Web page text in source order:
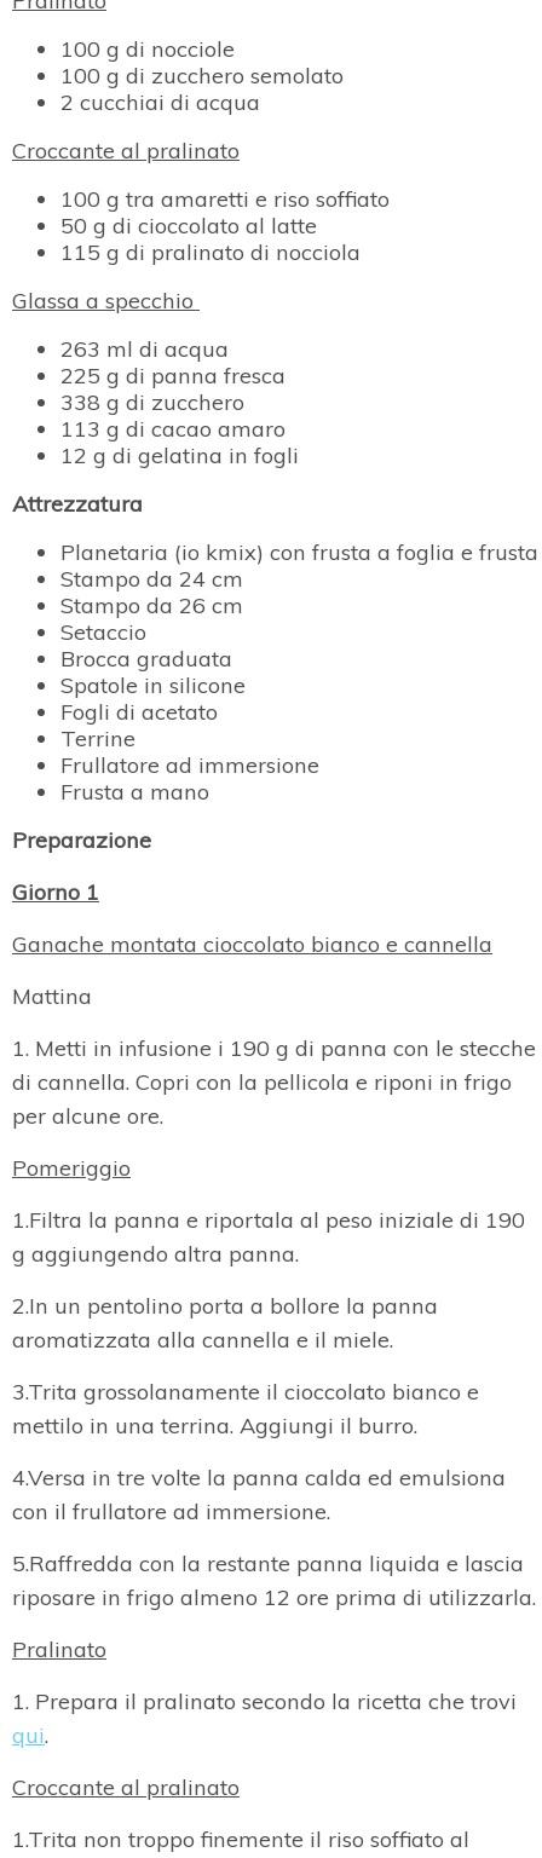
100 g di nocciole
100 g di zucchero semolato
2 cucchiai di acqua
Croccante al pralinato
100 g tra amaretti e riso soffiato
50 g di cioccolato al latte
115 g di pralinato di nocciola
Glassa a specchio
263 ml di acqua
225 g di panna fresca
338 g di zucchero
113 g di cacao amaro
12 g di gelatina in fogli
Attrezzatura
Planetaria (io kmix) con frusta a foglia e frusta
Stampo da 24 cm
Stampo da 26 cm
Setaccio
Brocca graduata
Spatole in silicone
Fogli di acetato
Terrine
Frullatore ad immersione
Frusta a mano
Preparazione
Giorno 1
Ganache montata cioccolato bianco e cannella
Mattina
1. Metti in infusione i 190 g di panna con le stecche
di cannella. Copri con la pellicola e riponi in frigo
per alcune ore.
Pomeriggio
1.Filtra la panna e riportala al peso iniziale di 190
g aggiungendo altra panna.
2.In un pentolino porta a bollore la panna
aromatizzata alla cannella e il miele.
3.Trita grossolanamente il cioccolato bianco e
mettilo in una terrina. Aggiungi il burro.
4.Versa in tre volte la panna calda ed emulsiona
con il frullatore ad immersione.
5.Raffredda con la restante panna liquida e lascia
riposare in frigo almeno 12 ore prima di utilizzarla.
Pralinato
1. Prepara il pralinato secondo la ricetta che trovi
qui.
Croccante al pralinato
1.Trita non troppo finemente il riso soffiato al